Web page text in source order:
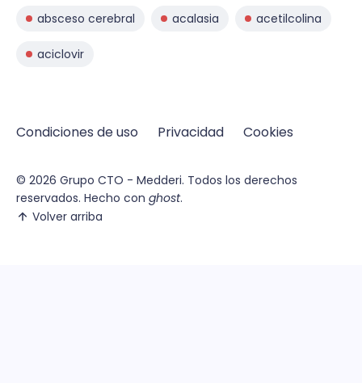
absceso cerebral acalasia acetilcolina
aciclovir
Condiciones de uso Privacidad Cookies
© 2026 Grupo CTO - Medderi. Todos los derechos
reservados. Hecho con ghost.
Volver arriba